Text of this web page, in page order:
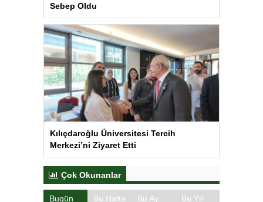
Sebep Oldu
Kılıçdaroğlu Üniversitesi Tercih
Merkezi’ni Ziyaret Etti
Çok Okunanlar
Bugün Bu Hafta Bu Ay Bu Yıl